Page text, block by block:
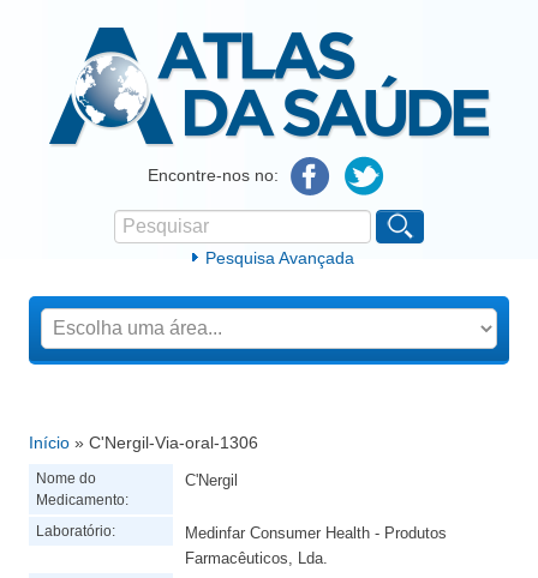
Atlas da SaúdeEncontre-nos no:
Formulário de procura
Pesquisar
Pesquisa Avançada
Está aqui
Início » C'Nergil-Via-oral-1306
Nome do
Medicamento:
C'Nergil
Laboratório:
Medinfar Consumer Health - Produtos
Farmacêuticos, Lda.